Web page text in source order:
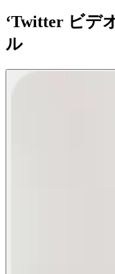
‘Twitter ビデ
ル